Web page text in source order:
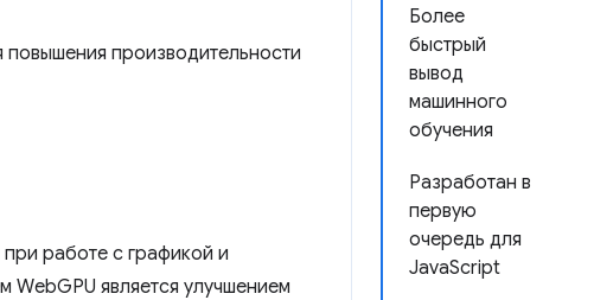
Более
быстрый
вывод
машинного
обучения
Разработан в
первую
очередь для
JavaScript
производительности
работе с графикой и
WebGPU является улучшением